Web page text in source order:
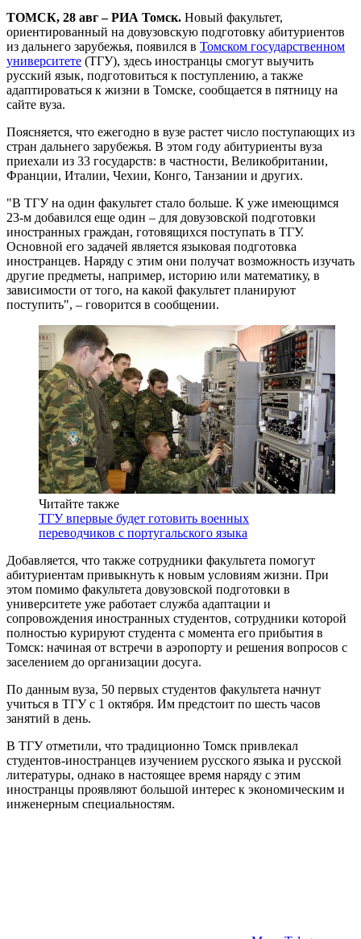
ТОМСК, 28 авг – РИА Томск. Новый факультет,
ориентированный на довузовскую подготовку абитуриентов
из дальнего зарубежья, появился в Томском государственном
университете (ТГУ), здесь иностранцы смогут выучить
русский язык, подготовиться к поступлению, а также
адаптироваться к жизни в Томске, сообщается в пятницу на
сайте вуза.
Поясняется, что ежегодно в вузе растет число поступающих из
стран дальнего зарубежья. В этом году абитуриенты вуза
приехали из 33 государств: в частности, Великобритании,
Франции, Италии, Чехии, Конго, Танзании и других.
"В ТГУ на один факультет стало больше. К уже имеющимся
23-м добавился еще один – для довузовской подготовки
иностранных граждан, готовящихся поступать в ТГУ.
Основной его задачей является языковая подготовка
иностранцев. Наряду с этим они получат возможность изучать
другие предметы, например, историю или математику, в
зависимости от того, на какой факультет планируют
поступить", – говорится в сообщении.
Читайте также
ТГУ впервые будет готовить военных
переводчиков с португальского языка
Добавляется, что также сотрудники факультета помогут
абитуриентам привыкнуть к новым условиям жизни. При
этом помимо факультета довузовской подготовки в
университете уже работает служба адаптации и
сопровождения иностранных студентов, сотрудники которой
полностью курируют студента с момента его прибытия в
Томск: начиная от встречи в аэропорту и решения вопросов с
заселением до организации досуга.
По данным вуза, 50 первых студентов факультета начнут
учиться в ТГУ с 1 октября. Им предстоит по шесть часов
занятий в день.
В ТГУ отметили, что традиционно Томск привлекал
студентов-иностранцев изучением русского языка и русской
литературы, однако в настоящее время наряду с этим
иностранцы проявляют большой интерес к экономическим и
инженерным специальностям.